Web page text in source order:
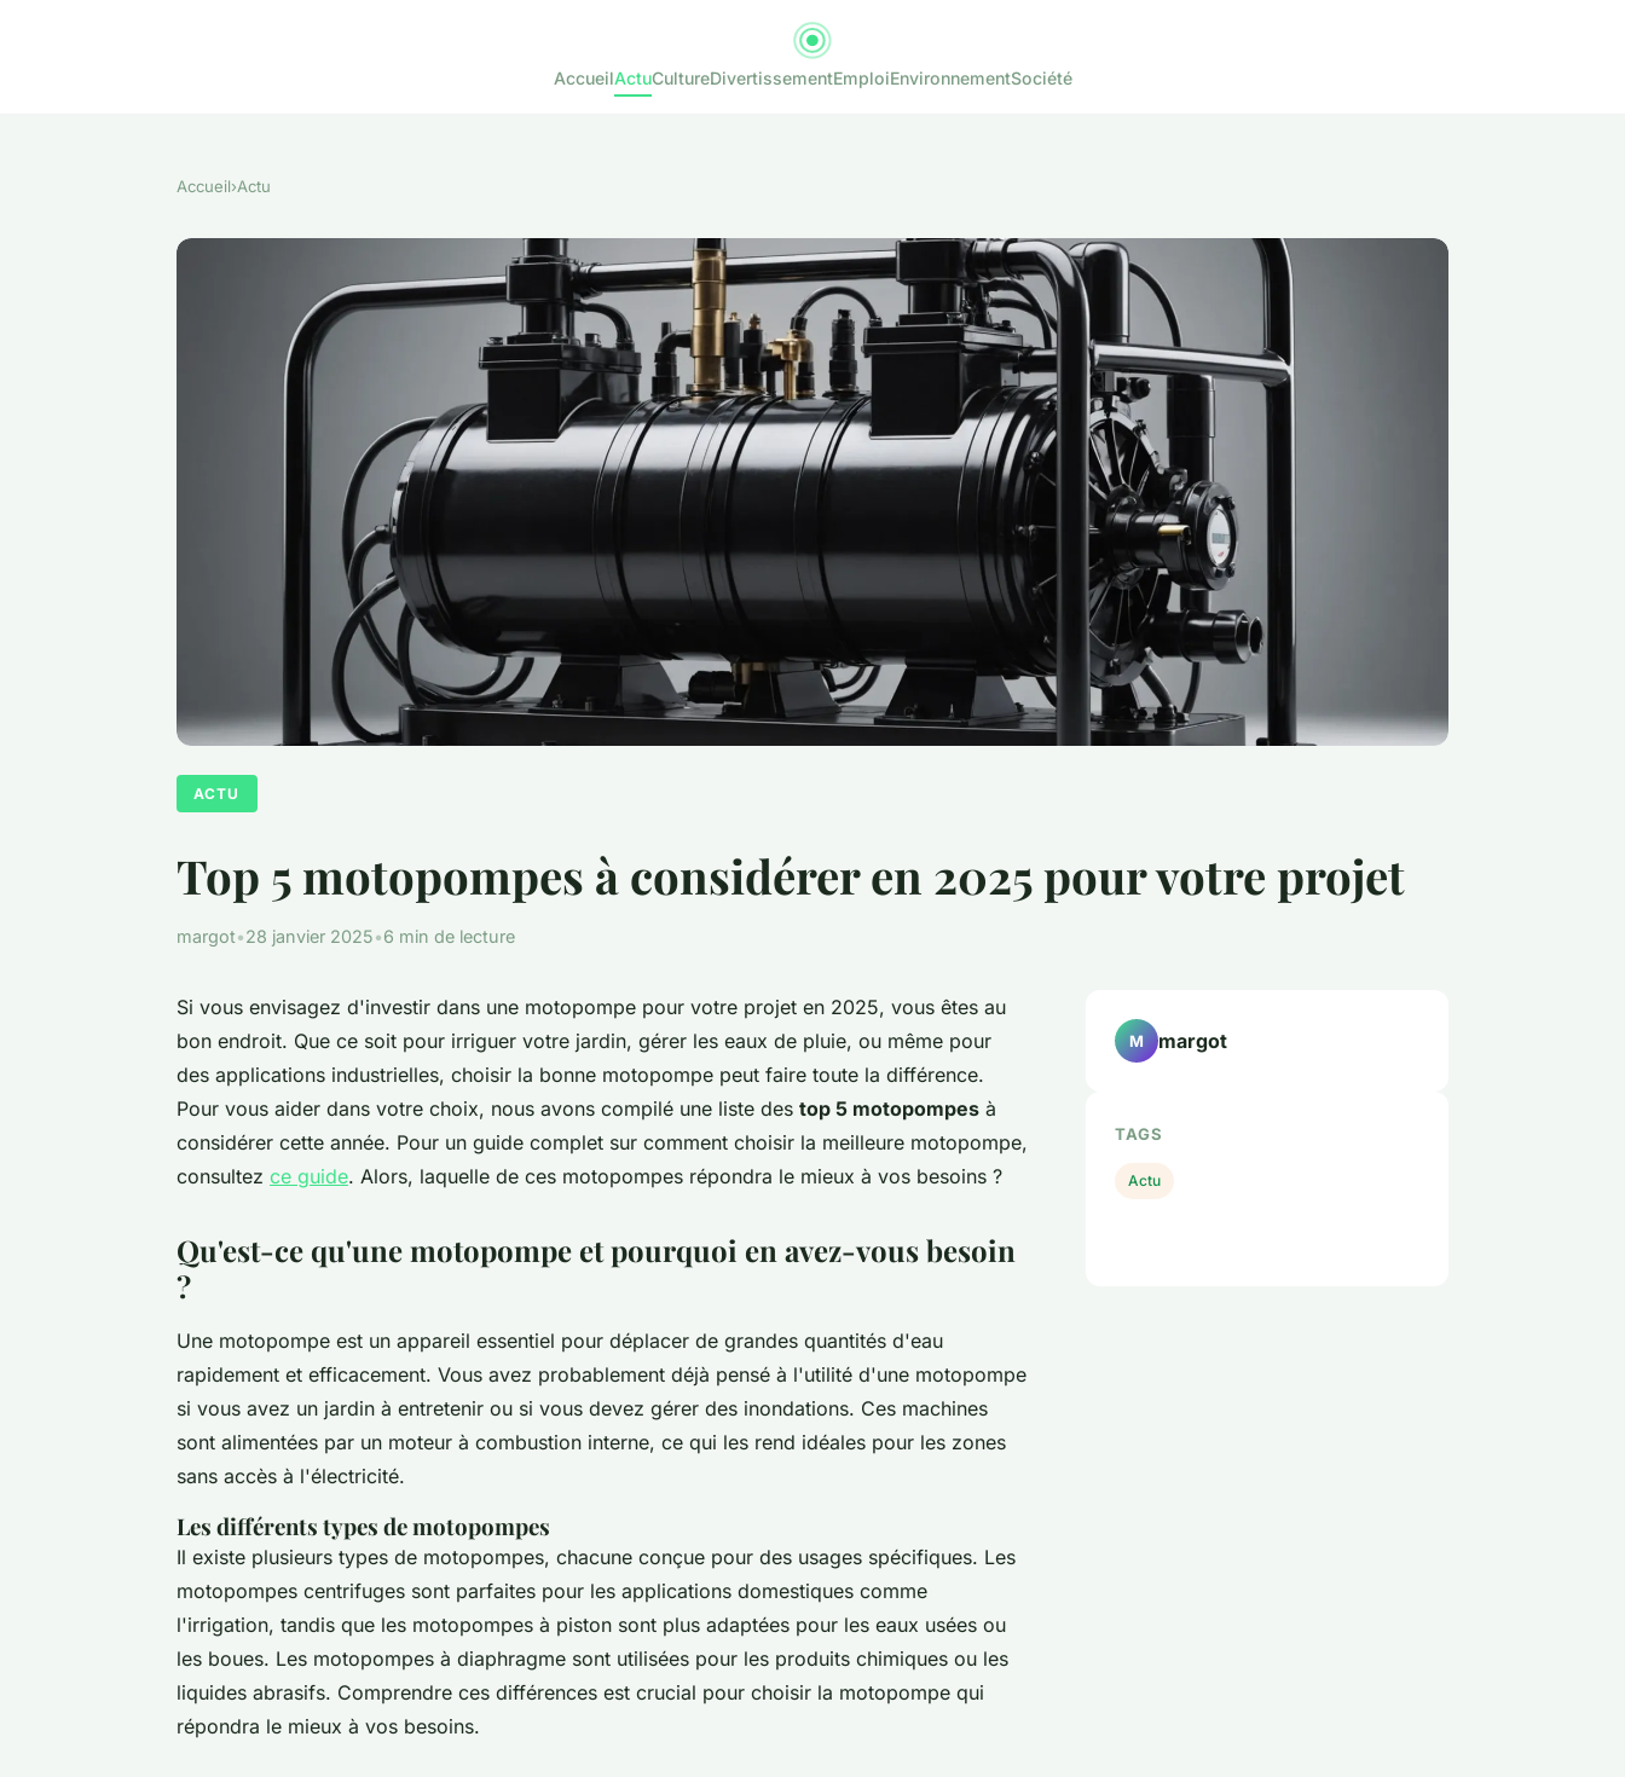
AccueilActuCultureDivertissementEmploiEnvironnementSociété
Accueil›Actu
ACTU
Top 5 motopompes à considérer en 2025 pour votre projet
margot•28 janvier 2025•6 min de lecture
Si vous envisagez d'investir dans une motopompe pour votre projet en 2025, vous êtes au
bon endroit. Que ce soit pour irriguer votre jardin, gérer les eaux de pluie, ou même pour
des applications industrielles, choisir la bonne motopompe peut faire toute la différence.
Pour vous aider dans votre choix, nous avons compilé une liste des top 5 motopompes à
considérer cette année. Pour un guide complet sur comment choisir la meilleure motopompe,
consultez ce guide. Alors, laquelle de ces motopompes répondra le mieux à vos besoins ?
Qu'est-ce qu'une motopompe et pourquoi en avez-vous besoin
?
Une motopompe est un appareil essentiel pour déplacer de grandes quantités d'eau
rapidement et efficacement. Vous avez probablement déjà pensé à l'utilité d'une motopompe
si vous avez un jardin à entretenir ou si vous devez gérer des inondations. Ces machines
sont alimentées par un moteur à combustion interne, ce qui les rend idéales pour les zones
sans accès à l'électricité.
Les différents types de motopompes
Il existe plusieurs types de motopompes, chacune conçue pour des usages spécifiques. Les
motopompes centrifuges sont parfaites pour les applications domestiques comme
l'irrigation, tandis que les motopompes à piston sont plus adaptées pour les eaux usées ou
les boues. Les motopompes à diaphragme sont utilisées pour les produits chimiques ou les
liquides abrasifs. Comprendre ces différences est crucial pour choisir la motopompe qui
répondra le mieux à vos besoins.
M margot
TAGS
Actu